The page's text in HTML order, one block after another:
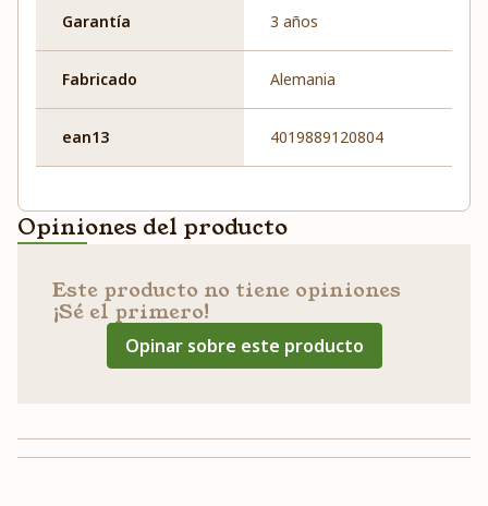
Garantía 3 años
Fabricado Alemania
ean13 4019889120804
Opiniones del producto
Este producto no tiene opiniones
¡Sé el primero!
Opinar sobre este producto